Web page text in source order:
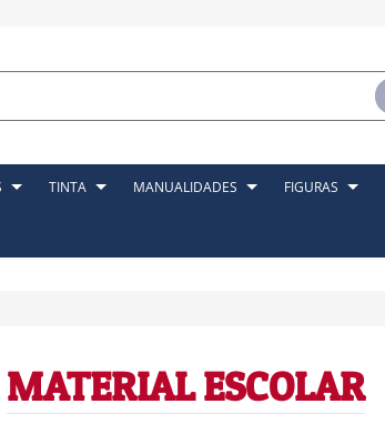
TINTA MANUALIDADES FIGURAS
MATERIAL ESCOLAR